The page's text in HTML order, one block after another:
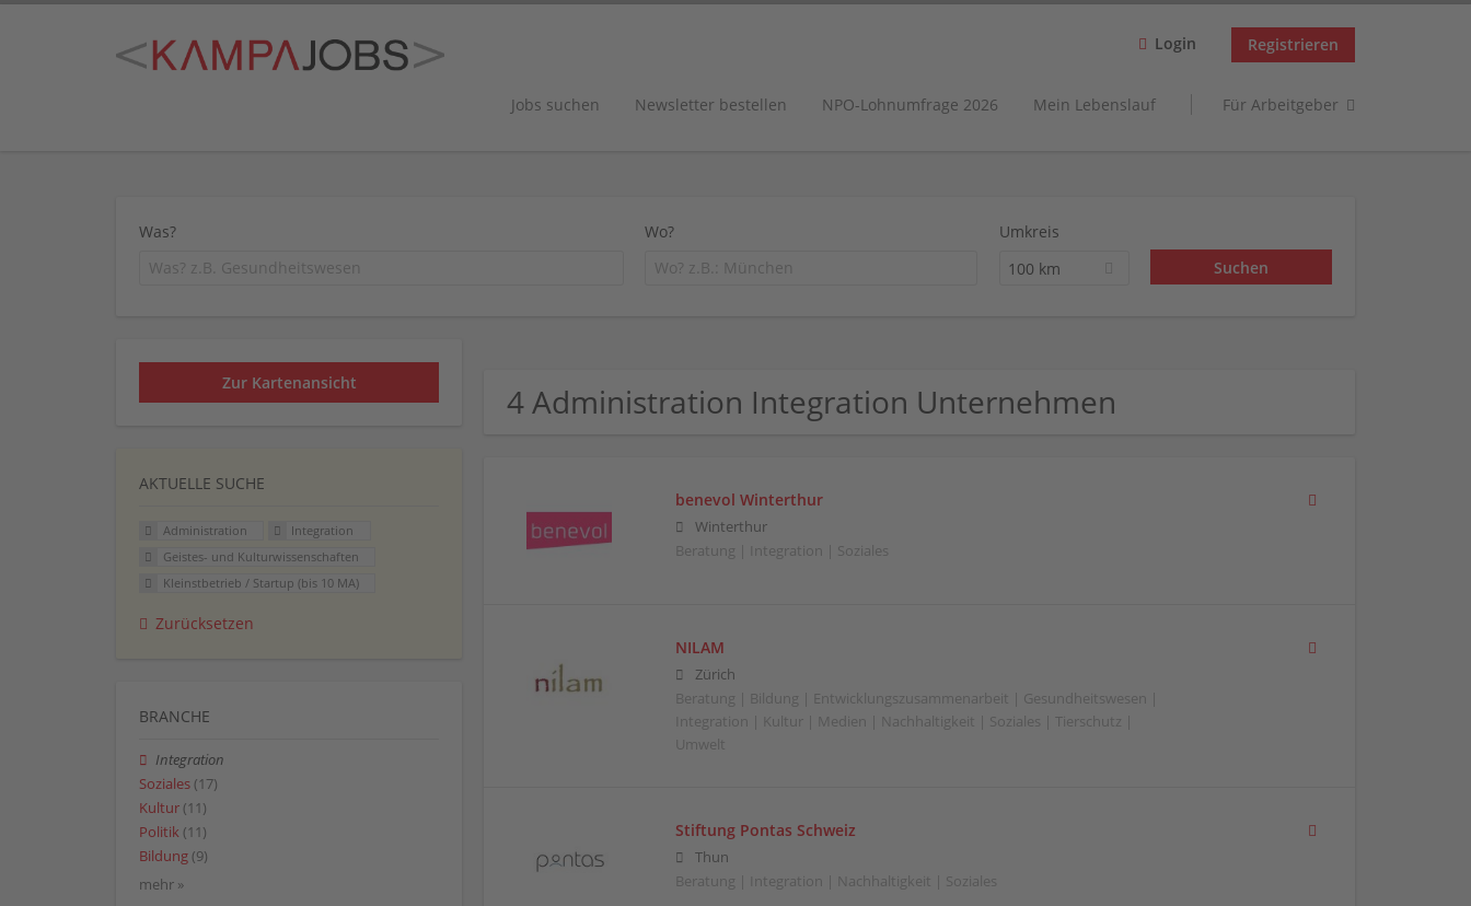
Login Registrieren
Jobs suchen Newsletter bestellen NPO-Lohnumfrage 2026 Mein Lebenslauf Für Arbeitgeber
Was? Wo?
Umkreis
100 km
4 Administration Integration Unternehmen
benevol Winterthur
Winterthur
Beratung | Integration | Soziales
NILAM
Zürich
Beratung | Bildung | Entwicklungszusammenarbeit | Gesundheitswesen |
Integration | Kultur | Medien | Nachhaltigkeit | Soziales | Tierschutz |
Umwelt
Stiftung Pontas Schweiz
Thun
Beratung | Integration | Nachhaltigkeit | Soziales
Zur Kartenansicht
AKTUELLE SUCHE
Administration
Integration
Geistes- und Kulturwissenschaften
Kleinstbetrieb / Startup (bis 10 MA)
Zurücksetzen
BRANCHE
Integration
Soziales (17)
Kultur (11)
Politik (11)
Bildung (9)
mehr »